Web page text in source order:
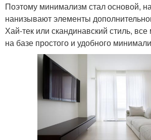
Поэтому минимализм стал основой,
нанизывают элементы
Хай-тек или скандинавский стиль,
на базе простого и удобного